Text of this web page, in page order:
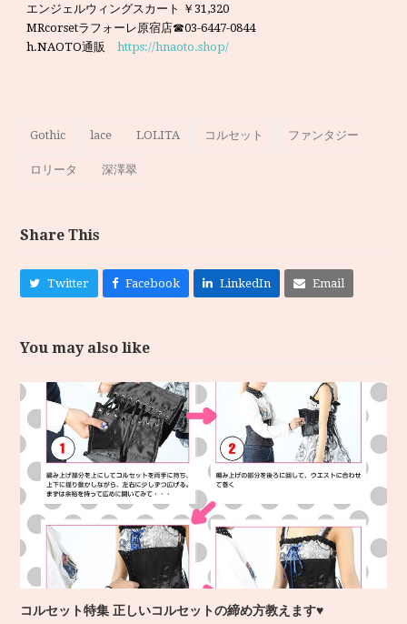
エンジェルウィングスカート ￥31,320
MRcorsetラフォーレ原宿店☎03-6447-0844
h.NAOTO通販https://hnaoto.shop/
Gothic lace LOLITA コルセット ファンタジー
ロリータ 深澤翠
Share This
Twitter Facebook LinkedIn Email
You may also like
コルセット特集 正しいコルセットの締め方教えます♥